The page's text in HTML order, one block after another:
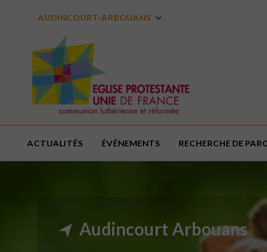
AUDINCOURT-ARBOUANS
ACTUALITÉS ÉVÉNEMENTS RECHERCHE DE
Audincourt Arbouans